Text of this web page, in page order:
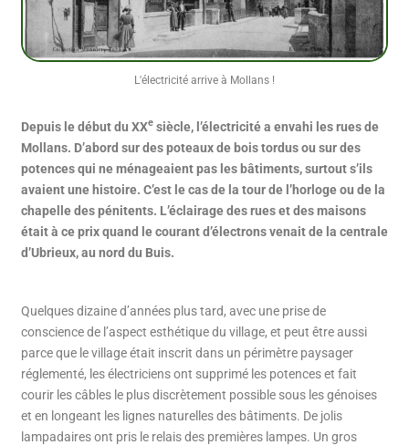
L'électricité arrive à Mollans !
Depuis le début du XXesiècle, l’électricité a envahi les rues de
Mollans. D’abord sur des poteaux de bois tordus ou sur des
potences qui ne ménageaient pas les bâtiments, surtout s’ils
avaient une histoire. C’est le cas de la tour de l’horloge ou de la
chapelle des pénitents. L’éclairage des rues et des maisons
était à ce prix quand le courant d’électrons venait de la centrale
d’Ubrieux, au nord du Buis.
Quelques dizaine d’années plus tard, avec une prise de
conscience de l’aspect esthétique du village, et peut être aussi
parce que le village était inscrit dans un périmètre paysager
réglementé, les électriciens ont supprimé les potences et fait
courir les câbles le plus discrètement possible sous les génoises
et en longeant les lignes naturelles des bâtiments. De jolis
lampadaires ont pris le relais des premières lampes. Un gros